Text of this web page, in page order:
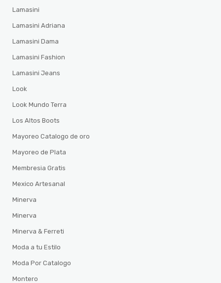
Lamasini
Lamasini Adriana
Lamasini Dama
Lamasini Fashion
Lamasini Jeans
Look
Look Mundo Terra
Los Altos Boots
Mayoreo Catalogo de oro
Mayoreo de Plata
Membresia Gratis
Mexico Artesanal
Minerva
Minerva
Minerva & Ferreti
Moda a tu Estilo
Moda Por Catalogo
Montero